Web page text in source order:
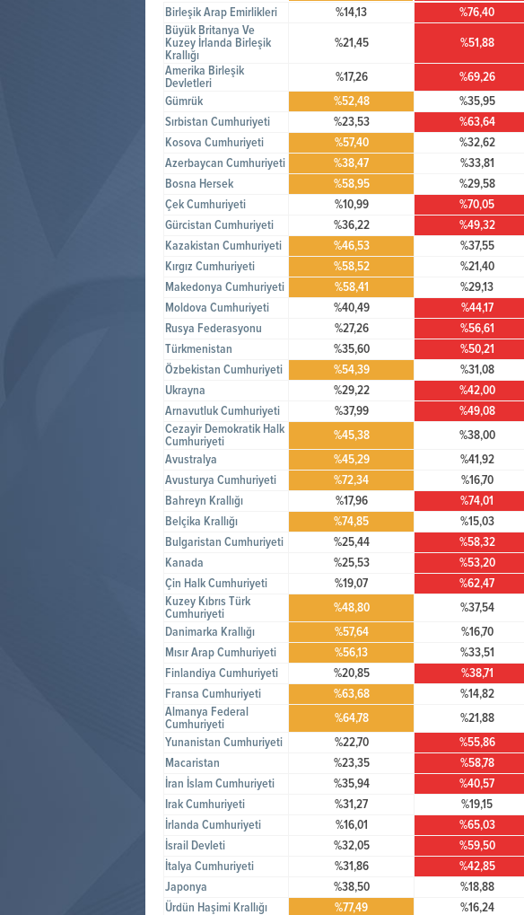
Birleşik Arap Emirlikleri
%14,13 %76,40
Büyük Britanya Ve
Kuzey İrlanda Birleşik
Krallığı
%21,45 %51,88
Amerika Birleşik
Devletleri
%17,26 %69,26
Gümrük
%52,48 %35,95
Sırbistan Cumhuriyeti
%23,53 %63,64
Kosova Cumhuriyeti
%57,40 %32,62
Azerbaycan Cumhuriyeti
%38,47 %33,81
Bosna Hersek
%58,95 %29,58
Çek Cumhuriyeti
%10,99 %70,05
Gürcistan Cumhuriyeti
%36,22 %49,32
Kazakistan Cumhuriyeti
%46,53 %37,55
Kırgız Cumhuriyeti
%58,52 %21,40
Makedonya Cumhuriyeti
%58,41 %29,13
Moldova Cumhuriyeti
%40,49 %44,17
Rusya Federasyonu
%27,26 %56,61
Türkmenistan
%35,60 %50,21
Özbekistan Cumhuriyeti
%54,39 %31,08
Ukrayna
%29,22 %42,00
Arnavutluk Cumhuriyeti
%37,99 %49,08
Cezayir Demokratik Halk
Cumhuriyeti
%45,38 %38,00
Avustralya
%45,29 %41,92
Avusturya Cumhuriyeti
%72,34 %16,70
Bahreyn Krallığı
%17,96 %74,01
Belçika Krallığı
%74,85 %15,03
Bulgaristan Cumhuriyeti
%25,44 %58,32
Kanada
%25,53 %53,20
Çin Halk Cumhuriyeti
%19,07 %62,47
Kuzey Kıbrıs Türk
Cumhuriyeti
%48,80 %37,54
Danimarka Krallığı
%57,64 %16,70
Mısır Arap Cumhuriyeti
%56,13 %33,51
Finlandiya Cumhuriyeti
%20,85 %38,71
Fransa Cumhuriyeti
%63,68 %14,82
Almanya Federal
Cumhuriyeti
%64,78 %21,88
Yunanistan Cumhuriyeti
%22,70 %55,86
Macaristan
%23,35 %58,78
İran İslam Cumhuriyeti
%35,94 %40,57
Irak Cumhuriyeti
%31,27 %19,15
İrlanda Cumhuriyeti
%16,01 %65,03
İsrail Devleti
%32,05 %59,50
İtalya Cumhuriyeti
%31,86 %42,85
Japonya
%38,50 %18,88
Ürdün Haşimi Krallığı
%77,49 %16,24